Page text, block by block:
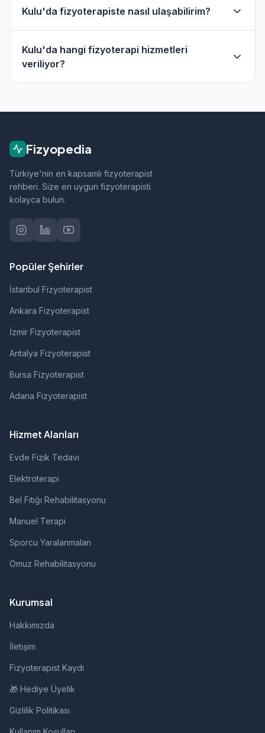
sunan fizyoterapistler bulunmaktadır. Evde
hizmet filtresini kullanarak bu fizyoterapistleri
bulabilirsiniz.
Kulu'da fizyoterapiste nasıl ulaşabilirim?
telefon veya WhatsApp ile doğrudan iletişime
geçebilirsiniz.
Kulu'da hangi fizyoterapi hizmetleri
veriliyor?
Fizyopedia
Türkiye'nin en kapsamlı fizyoterapist
rehberi. Size en uygun fizyoterapisti
kolayca bulun.
Popüler Şehirler
İstanbul Fizyoterapist
Ankara Fizyoterapist
İzmir Fizyoterapist
Antalya Fizyoterapist
Bursa Fizyoterapist
Adana Fizyoterapist
Hizmet Alanları
Evde Fizik Tedavi
Elektroterapi
Bel Fıtığı Rehabilitasyonu
Manuel Terapi
Sporcu Yaralanmaları
Omuz Rehabilitasyonu
Kurumsal
Hakkımızda
İletişim
Fizyoterapist Kaydı
🎁 Hediye Üyelik
Gizlilik Politikası